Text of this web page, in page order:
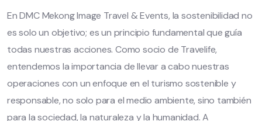
En DMC Mekong Image Travel & Events, la sostenibilidad no
es solo un objetivo; es un principio fundamental que guía
todas nuestras acciones. Como socio de Travelife,
entendemos la importancia de llevar a cabo nuestras
operaciones con un enfoque en el turismo sostenible y
responsable, no solo para el medio ambiente, sino también
para la sociedad, la naturaleza y la humanidad. A